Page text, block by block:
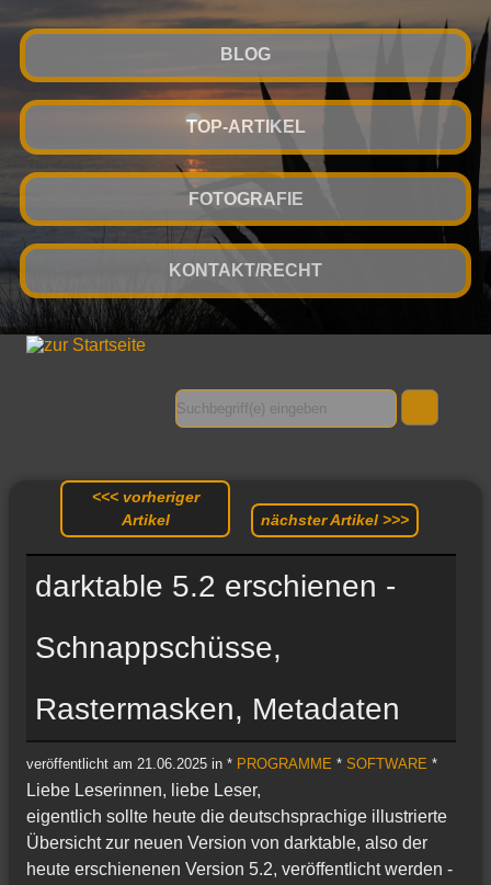
BLOG
TOP-ARTIKEL
FOTOGRAFIE
KONTAKT/RECHT
<<< vorheriger
Artikel
nächster Artikel >>>
darktable 5.2 erschienen -
Schnappschüsse,
Rastermasken, Metadaten
veröffentlicht am 21.06.2025 in * PROGRAMME * SOFTWARE *
Liebe Leserinnen, liebe Leser,
eigentlich sollte heute die deutschsprachige illustrierte
Übersicht zur neuen Version von darktable, also der
heute erschienenen Version 5.2, veröffentlicht werden -